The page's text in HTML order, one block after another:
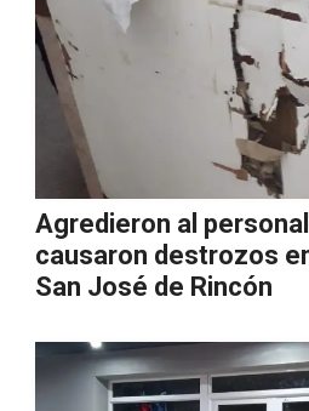
Agredieron al
causaron destrozos
San José de Rincón